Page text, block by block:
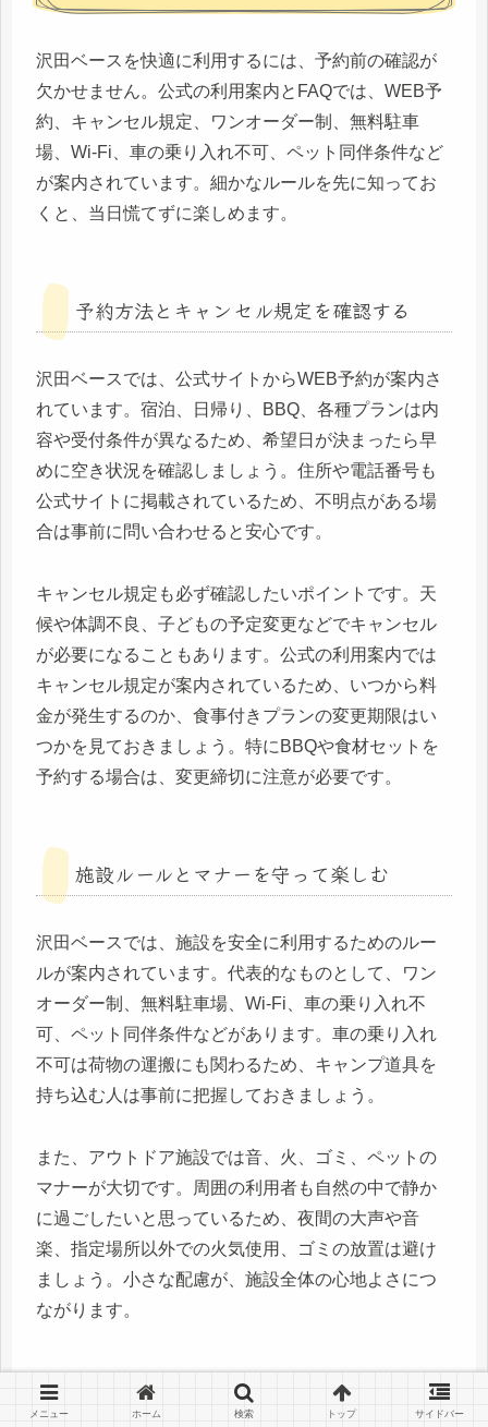
沢田ベースを快適に利用するには、予約前の確認が
欠かせません。公式の利用案内とFAQでは、WEB予
約、キャンセル規定、ワンオーダー制、無料駐車
場、Wi-Fi、車の乗り入れ不可、ペット同伴条件など
が案内されています。細かなルールを先に知ってお
くと、当日慌てずに楽しめます。
予約方法とキャンセル規定を確認する
沢田ベースでは、公式サイトからWEB予約が案内さ
れています。宿泊、日帰り、BBQ、各種プランは内
容や受付条件が異なるため、希望日が決まったら早
めに空き状況を確認しましょう。住所や電話番号も
公式サイトに掲載されているため、不明点がある場
合は事前に問い合わせると安心です。
キャンセル規定も必ず確認したいポイントです。天
候や体調不良、子どもの予定変更などでキャンセル
が必要になることもあります。公式の利用案内では
キャンセル規定が案内されているため、いつから料
金が発生するのか、食事付きプランの変更期限はい
つかを見ておきましょう。特にBBQや食材セットを
予約する場合は、変更締切に注意が必要です。
施設ルールとマナーを守って楽しむ
沢田ベースでは、施設を安全に利用するためのルー
ルが案内されています。代表的なものとして、ワン
オーダー制、無料駐車場、Wi-Fi、車の乗り入れ不
可、ペット同伴条件などがあります。車の乗り入れ
不可は荷物の運搬にも関わるため、キャンプ道具を
持ち込む人は事前に把握しておきましょう。
また、アウトドア施設では音、火、ゴミ、ペットの
マナーが大切です。周囲の利用者も自然の中で静か
に過ごしたいと思っているため、夜間の大声や音
楽、指定場所以外での火気使用、ゴミの放置は避け
ましょう。小さな配慮が、施設全体の心地よさにつ
ながります。
沢田ベースを満喫するおすすめプラン
メニュー ホーム 検索 トップ サイドバー